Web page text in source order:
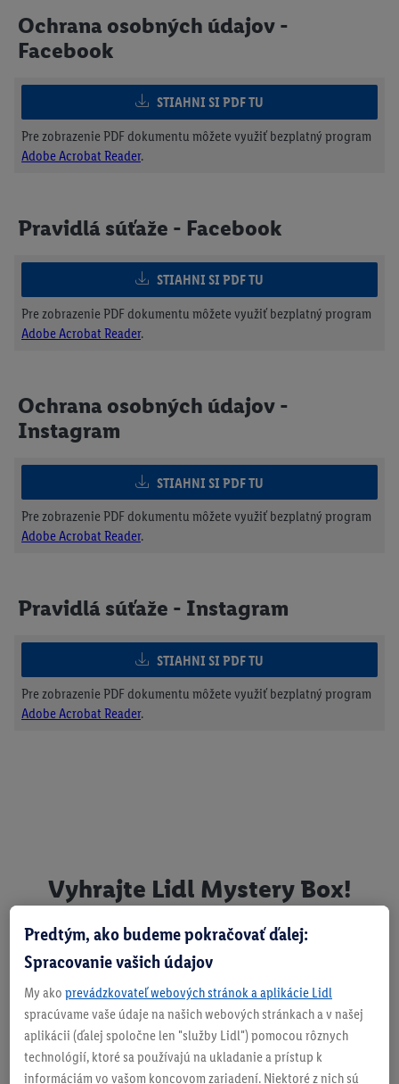
Ochrana osobných údajov -
Facebook
STIAHNI SI PDF TU
Pre zobrazenie PDF dokumentu môžete využiť bezplatný program
Adobe Acrobat Reader.
Pravidlá súťaže - Facebook
STIAHNI SI PDF TU
Pre zobrazenie PDF dokumentu môžete využiť bezplatný program
Adobe Acrobat Reader.
Ochrana osobných údajov -
Instagram
STIAHNI SI PDF TU
Pre zobrazenie PDF dokumentu môžete využiť bezplatný program
Adobe Acrobat Reader.
Pravidlá súťaže - Instagram
STIAHNI SI PDF TU
Pre zobrazenie PDF dokumentu môžete využiť bezplatný program
Adobe Acrobat Reader.
Vyhrajte Lidl Mystery Box!
Ochrana osobných údajov -
Facebook
STIAHNI SI PDF TU
Pre zobrazenie PDF dokumentu môžete využiť bezplatný program
Predtým, ako budeme pokračovať ďalej:
Spracovanie vašich údajov
My ako prevádzkovateľ webových stránok a aplikácie Lidl
spracúvame vaše údaje na našich webových stránkach a v našej
aplikácii (ďalej spoločne len "služby Lidl") pomocou rôznych
technológií, ktoré sa používajú na ukladanie a prístup k
informáciám vo vašom koncovom zariadení. Niektoré z nich sú